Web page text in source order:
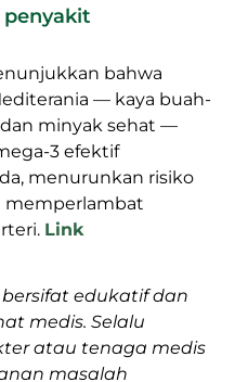
bahwa
— kaya buah-
dan minyak sehat —
3 efektif
menurunkan risiko
memperlambat
Link
edukatif dan
medis. Selalu
atau tenaga medis
masalah